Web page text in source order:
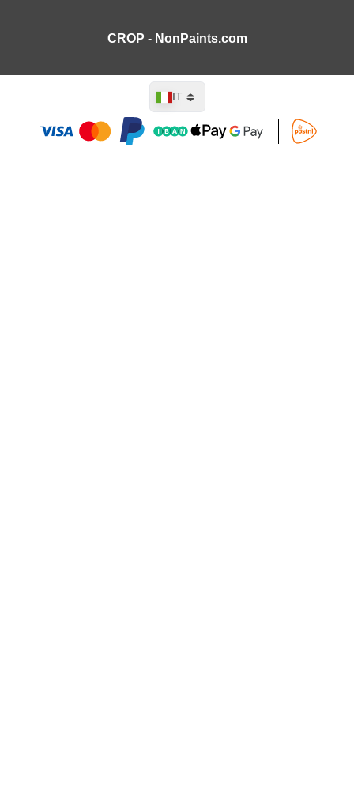
CROP - NonPaints.com
Lingua
IT